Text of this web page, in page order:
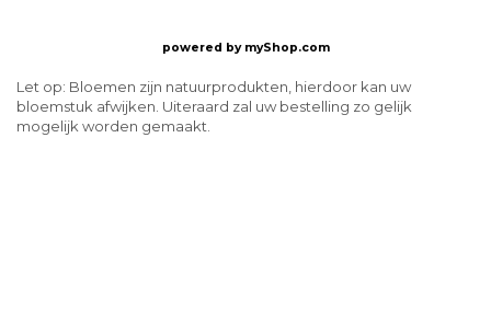
powered by myShop.com
Let op: Bloemen zijn natuurprodukten, hierdoor kan uw
bloemstuk afwijken. Uiteraard zal uw bestelling zo gelijk
mogelijk worden gemaakt.